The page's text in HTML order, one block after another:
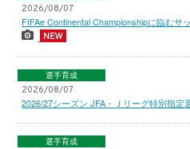
2026/08/07
FIFAe Continental Championshipに臨むサ
選手育成
2026/08/07
2026/27シーズン JFA・Ｊリーグ特別指
選手育成